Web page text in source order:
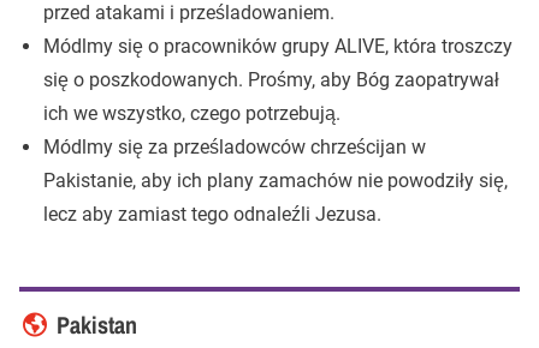
przed atakami i prześladowaniem.
Módlmy się o pracowników grupy ALIVE, która troszczy
się o poszkodowanych. Prośmy, aby Bóg zaopatrywał
ich we wszystko, czego potrzebują.
Módlmy się za prześladowców chrześcijan w
Pakistanie, aby ich plany zamachów nie powodziły się,
lecz aby zamiast tego odnaleźli Jezusa.
Pakistan